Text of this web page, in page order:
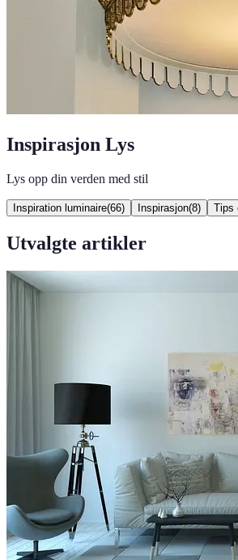
Inspirasjon Lys
Lys opp din verden med stil
Inspiration luminaire(66) Inspirasjon(8) Tips
Utvalgte artikler